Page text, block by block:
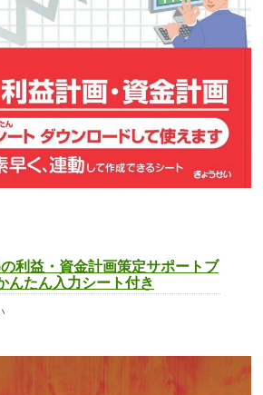
利益・資金計画策定サポートブ
たん入力シート付き